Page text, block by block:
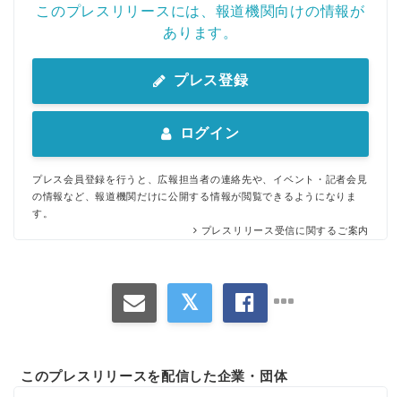
このプレスリリースには、報道機関向けの情報が
あります。
プレス登録
ログイン
プレス会員登録を行うと、広報担当者の連絡先や、イベント・記者会見
の情報など、報道機関だけに公開する情報が閲覧できるようになりま
す。
プレスリリース受信に関するご案内
このプレスリリースを配信した企業・団体